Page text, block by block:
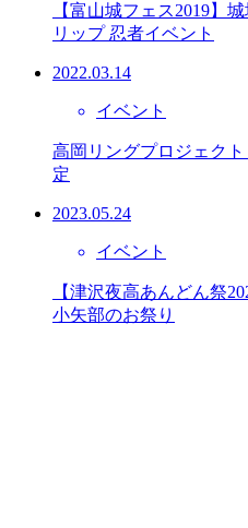
【富山城フェス2019】
リップ 忍者イベント
2022.03.14
イベント
高岡リングプロジェク
定
2023.05.24
イベント
【津沢夜高あんどん祭
小矢部のお祭り